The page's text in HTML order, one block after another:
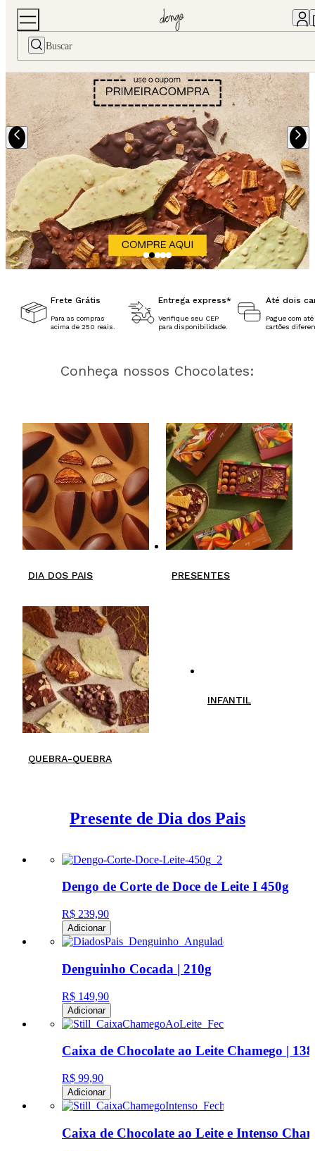
Frete Grátis
Para as compras
acima de 250 reais.
Entrega express*
Verifique seu CEP
para disponibilidade.
Até dois
Pague com
cartões
Conheça nossos Chocolates:
DIA DOS PAIS PRESENTES
QUEBRA-QUEBRA
INFANTIL
Presente de Dia dos Pais
Dengo de Corte de Doce de Leite I 450g
R$ 239,90
Adicionar
Denguinho Cocada | 210g
R$ 149,90
Adicionar
Caixa de Chocolate ao Leite Chamego |
R$ 99,90
Adicionar
Caixa de Chocolate ao Leite e Intenso